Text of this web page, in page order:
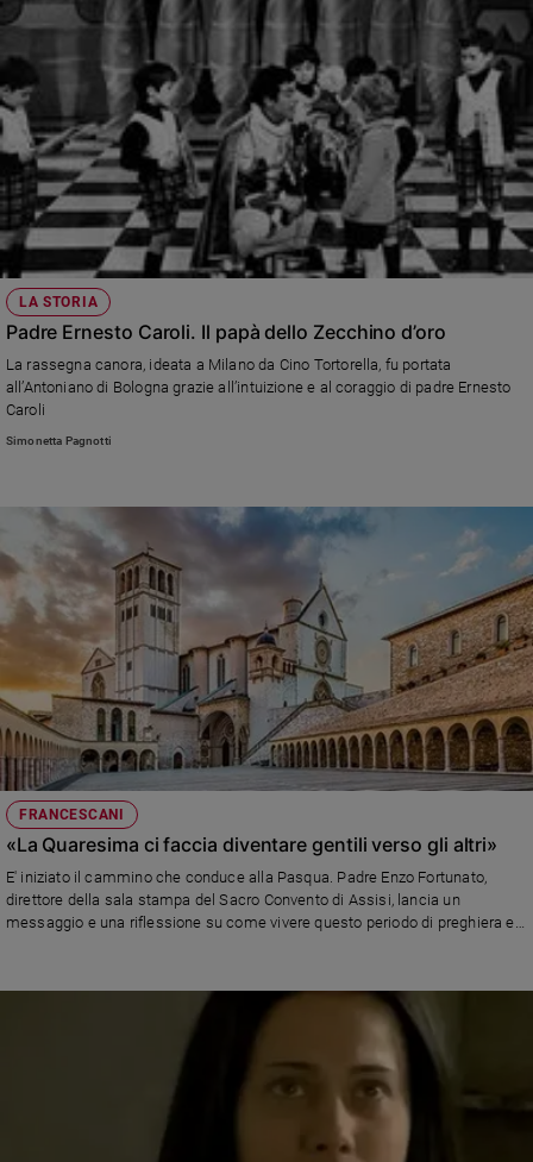
LA STORIA
Padre Ernesto Caroli. Il papà dello Zecchino d’oro
La rassegna canora, ideata a Milano da Cino Tortorella, fu portata
all’Antoniano di Bologna grazie all’intuizione e al coraggio di padre Ernesto
Caroli
Simonetta Pagnotti
FRANCESCANI
«La Quaresima ci faccia diventare gentili verso gli altri»
E' iniziato il cammino che conduce alla Pasqua. Padre Enzo Fortunato,
direttore della sala stampa del Sacro Convento di Assisi, lancia un
messaggio e una riflessione su come vivere questo periodo di preghiera e